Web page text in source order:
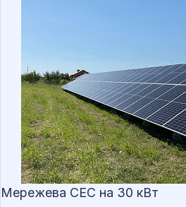
Мережева СЕС на 30 кВт